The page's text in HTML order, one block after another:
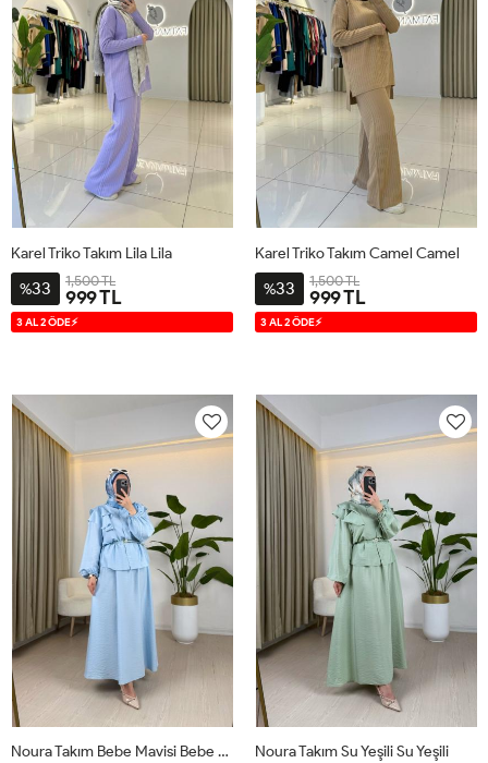
Karel Triko Takım Lila Lila
%33 1,500 TL
999 TL
3 AL 2 ÖDE⚡
Karel Triko Takım Camel Camel
%33 1,500 TL
999 TL
3 AL 2 ÖDE⚡
Noura Takım Bebe Mavisi Bebe Mavisi Noura Takım Su Yeşili Su Yeşili